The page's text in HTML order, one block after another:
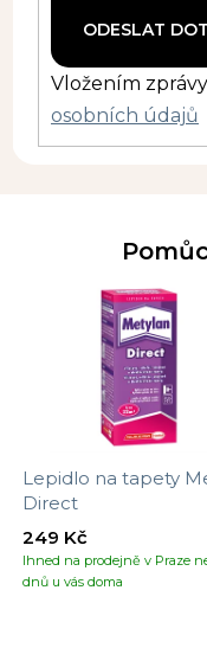
Vložením
osobních údajů
Lepidlo na tapety
Direct
Ihned na prodejně v Praze
dnů u vás doma
249 Kč